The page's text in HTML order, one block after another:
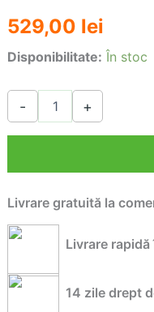
529,00 lei
Disponibilitate: În stoc
-
Cantitate
Kub
Nora,
Reglabil
Inaltime,
Spatar
+
Livrare gratuită la
Livrare
14 zile drept